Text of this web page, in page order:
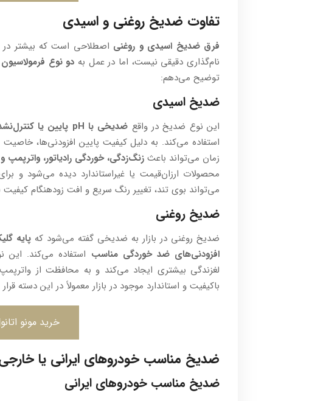
تفاوت ضدیخ روغنی و اسیدی
فرق ضد‌یخ اسیدی و روغنی اصطلاحی است که بیشتر در
نام‌گذاری دقیقی نیست، اما در عمل به دو نوع
توضیح می‌دهم:
ضد‌یخ اسیدی
این نوع ضد‌یخ در واقع ضد‌یخی با pH پایین یا کنترل‌نشده
استفاده می‌کند. به دلیل کیفیت پایین افزودنی‌ها،
زمان می‌تواند باعثزنگ‌زدگی، خوردگی رادیاتور،
محصولات ارزان‌قیمت یا غیراستاندارد دیده می‌شود و
می‌تواند بوی تند، تغییر رنگ سریع و افت زودهنگام کیفیت
ضد‌یخ روغنی
ضد‌یخ روغنی در بازار به ضد‌یخی گفته می‌شود که پایه
افزودنی‌های ضد خوردگی مناسب
لغزندگی بیشتری ایجاد می‌کند و به محافظت از
باکیفیت و استاندارد موجود در بازار معمولاً در این دسته
خرید مونو
ضد‌یخ مناسب خودروهای ایرانی یا
ضد‌یخ مناسب خودروهای ایرانی